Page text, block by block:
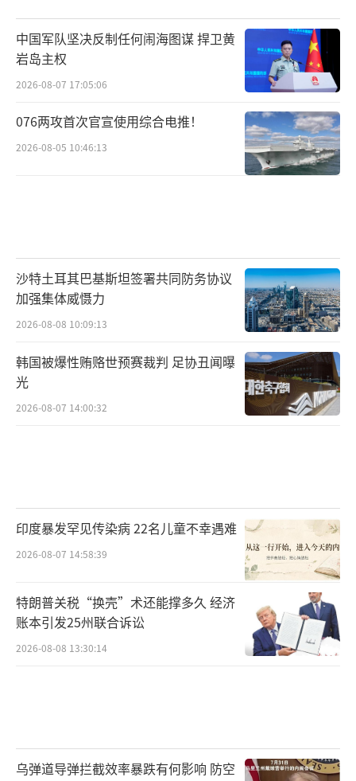
中国军队坚决反制任何闹海图谋 捍卫黄
岩岛主权
2026-08-07 17:05:06
076两攻首次官宣使用综合电推！
2026-08-05 10:46:13
沙特土耳其巴基斯坦签署共同防务协议
加强集体威慑力
2026-08-08 10:09:13
韩国被爆性贿赂世预赛裁判 足协丑闻曝
光
2026-08-07 14:00:32
印度暴发罕见传染病 22名儿童不幸遇难
2026-08-07 14:58:39
特朗普关税“换壳”术还能撑多久 经济
账本引发25州联合诉讼
2026-08-08 13:30:14
乌弹道导弹拦截效率暴跌有何影响 防空